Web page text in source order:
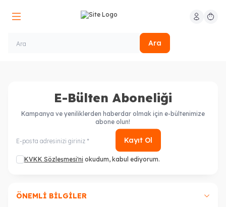
Ara
Hesabım
E-Bülten Aboneliği
Kampanya ve yeniliklerden haberdar olmak için e-bültenimize
abone olun!
Kayıt Ol
KVKK Sözleşmesi'ni okudum, kabul ediyorum.
ÖNEMLI BILGILER